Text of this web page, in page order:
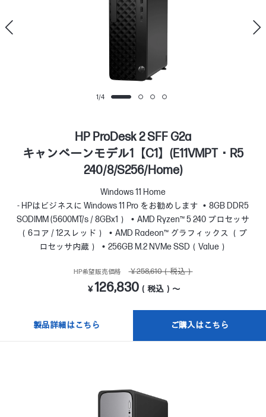
1/4
HP ProDesk 2 SFF G2a
キャンペーンモデル1【C1】(E11VMPT・R5
240/8/S256/Home)
Windows 11 Home
- HPはビジネスに Windows 11 Pro をお勧めします
8GB DDR5
SODIMM (5600MT/s / 8GBx1）
AMD Ryzen™ 5 240 プロセッサ
（6コア / 12スレッド）
AMD Radeon™ グラフィックス （プ
ロセッサ内蔵）
256GB M.2 NVMe SSD（Value）
HP希望販売価格 ￥258,610（税込）
￥126,830（税込）～
製品詳細はこちら ご購入はこちら